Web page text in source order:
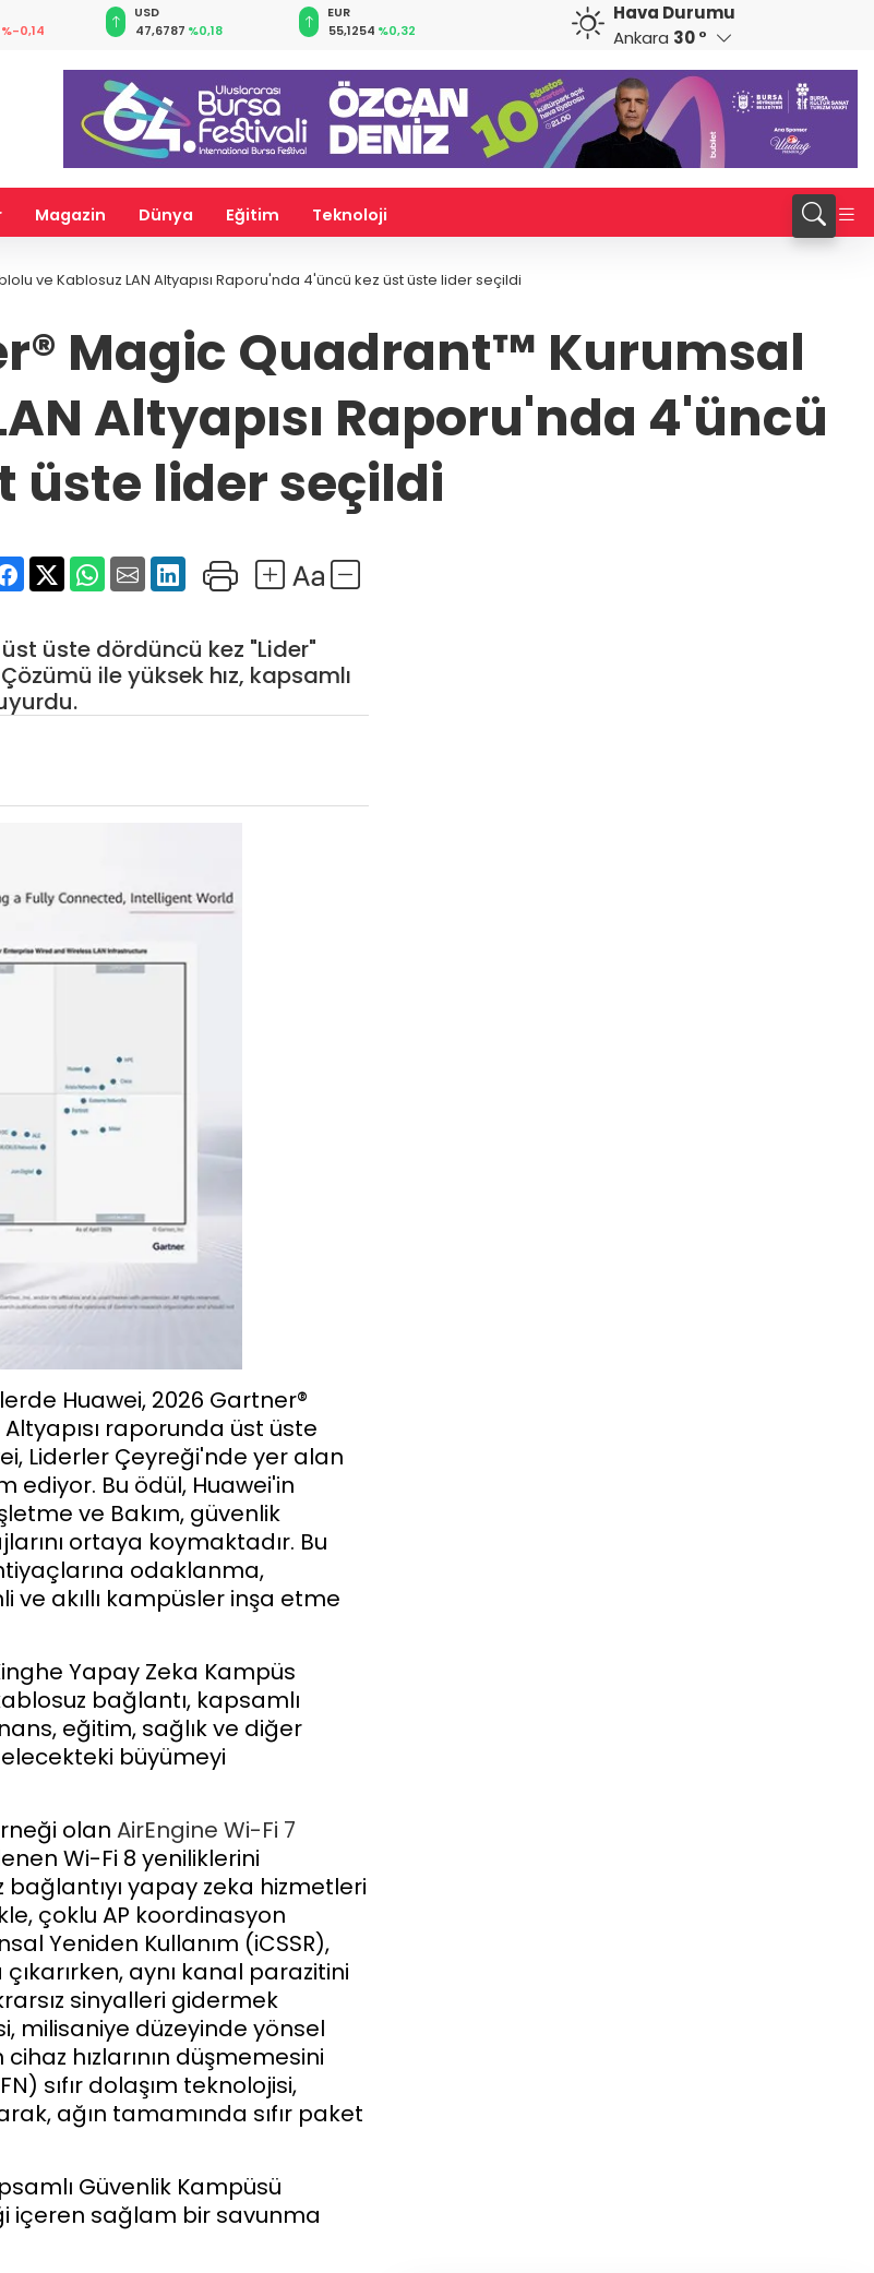
%-0,14
USD
47,6787 %0,18
EUR
55,1254 %0,32
64,3468%0,38
CHF
59,0083
Hava Durumu
Ankara 30 °
Magazin Dünya Eğitim Teknoloji
ve Kablosuz LAN Altyapısı Raporu'nda 4'üncü kez üst üste lider seçildi
Magic Quadrant™ Kurumsal
Altyapısı Raporu'nda 4'üncü
üste lider seçildi
üste dördüncü kez "Lider"
ile yüksek hız, kapsamlı
Huawei, 2026 Gartner®
raporunda üst üste
Liderler Çeyreği'nde yer alan
ediyor. Bu ödül, Huawei'in
ve Bakım, güvenlik
ortaya koymaktadır. Bu
odaklanma,
akıllı kampüsler inşa etme
Yapay Zeka Kampüs
bağlantı, kapsamlı
eğitim, sağlık ve diğer
büyümeyi
olan AirEngine Wi-Fi 7
Wi-Fi 8 yeniliklerini
bağlantıyı yapay zeka hizmetleri
çoklu AP koordinasyon
Yeniden Kullanım (iCSSR),
çıkarırken, aynı kanal parazitini
sinyalleri gidermek
milisaniye düzeyinde yönsel
hızlarının düşmemesini
sıfır dolaşım teknolojisi,
ağın tamamında sıfır paket
Güvenlik Kampüsü
içeren sağlam bir savunma